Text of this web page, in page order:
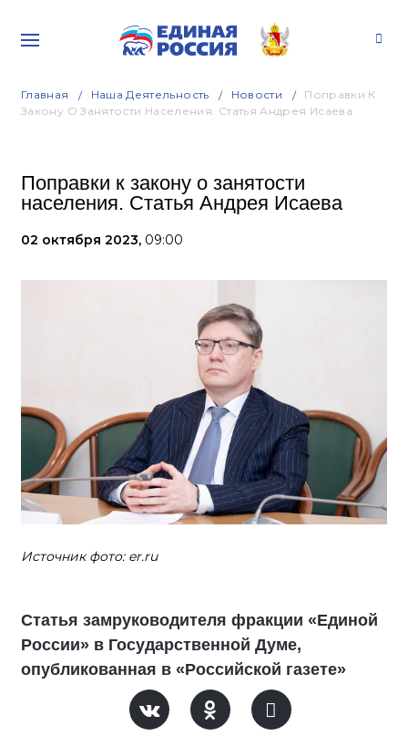
Главная Наша Деятельность Новости
Поправки К
Закону О Занятости Населения. Статья Андрея Исаева
Поправки к закону о занятости
населения. Статья Андрея Исаева
02 октября 2023, 09:00
Источник фото: er.ru
Статья замруководителя фракции «Единой
России» в Государственной Думе,
опубликованная в «Российской газете»